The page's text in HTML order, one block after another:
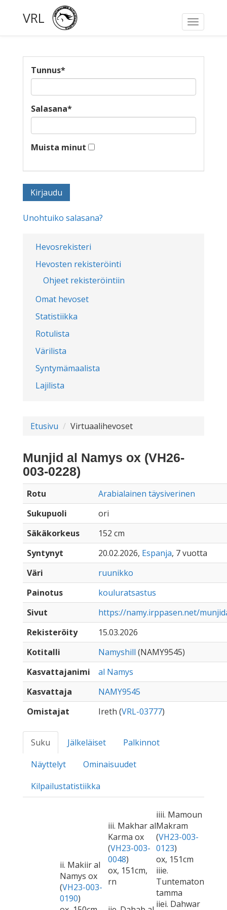
Toggle
VRL
Hevosrekisteri
Hevosten rekisteröinti
Ohjeet rekisteröintiin
Omat hevoset
Statistiikka
Rotulista
Värilista
Syntymämaalista
Lajilista
Tunnus*
Salasana*
Muista minut
Unohtuiko salasana?
Etusivu Virtuaalihevoset
Munjid al Namys ox (VH26-
003-0228)
Rotu
Arabialainen täysiverinen
Sukupuoli
ori
Säkäkorkeus
152 cm
Syntynyt
20.02.2026, Espanja, 7 vuotta
Väri
ruunikko
Painotus
kouluratsastus
Sivut
https://namy.irppasen.net/
Rekisteröity
15.03.2026
Kotitalli
Namyshill (NAMY9545)
Kasvattajanimi
al Namys
Kasvattaja
NAMY9545
Omistajat
Ireth (VRL-03777)
Suku Jälkeläiset
Palkinnot
Näyttelyt
Ominaisuudet
Kilpailustatistiikka
ii. Makiir al
Namys ox
(VH23-003-
0190)
iii. Makhar al
Karma ox
(VH23-003-
0048)
ox, 151cm,
rn
iiii. Mamoun
Makram
(VH23-003-
0123)
ox, 151cm
iiie.
Tuntematon
tamma
iiei. Dahwar